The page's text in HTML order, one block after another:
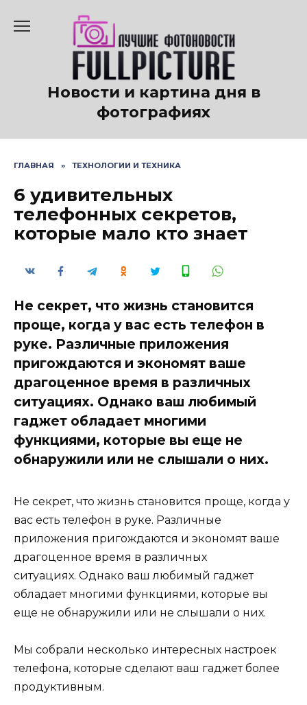
содержанию
Новости и картина дня в
фотографиях
ГЛАВНАЯ » ТЕХНОЛОГИИ И ТЕХНИКА
6 удивительных
телефонных секретов,
которые мало кто знает
Не секрет, что жизнь становится
проще, когда у вас есть телефон в
руке. Различные приложения
пригождаются и экономят ваше
драгоценное время в различных
ситуациях. Однако ваш любимый
гаджет обладает многими
функциями, которые вы еще не
обнаружили или не слышали о них.
Не секрет, что жизнь становится проще, когда у
вас есть телефон в руке. Различные
приложения пригождаются и экономят ваше
драгоценное время в различных
ситуациях. Однако ваш любимый гаджет
обладает многими функциями, которые вы
еще не обнаружили или не слышали о них.
Мы собрали несколько интересных настроек
телефона, которые сделают ваш гаджет более
продуктивным.